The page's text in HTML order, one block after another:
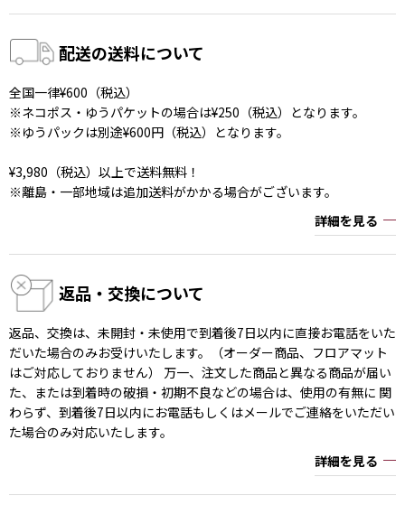
配送の送料について
全国一律¥600（税込）
※ネコポス・ゆうパケットの場合は¥250（税込）となります。
※ゆうパックは別途¥600円（税込）となります。
¥3,980（税込）以上で送料無料！
※離島・一部地域は追加送料がかかる場合がございます。
詳細を見る
返品・交換について
返品、交換は、未開封・未使用で到着後7日以内に直接お電話をいた
だいた場合のみお受けいたします。（オーダー商品、フロアマット
はご対応しておりません） 万一、注文した商品と異なる商品が届い
た、または到着時の破損・初期不良などの場合は、使用の有無に 関
わらず、到着後7日以内にお電話もしくはメールでご連絡をいただい
た場合のみ対応いたします。
詳細を見る